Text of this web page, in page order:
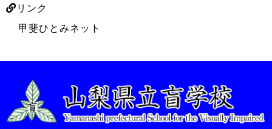
リンク
甲斐ひとみネット